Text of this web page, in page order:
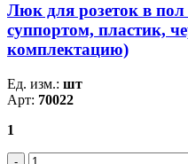
Люк для розеток в
суппортом, пластик,
комплектацию)
Ед. изм.: шт
Арт: 70022
1